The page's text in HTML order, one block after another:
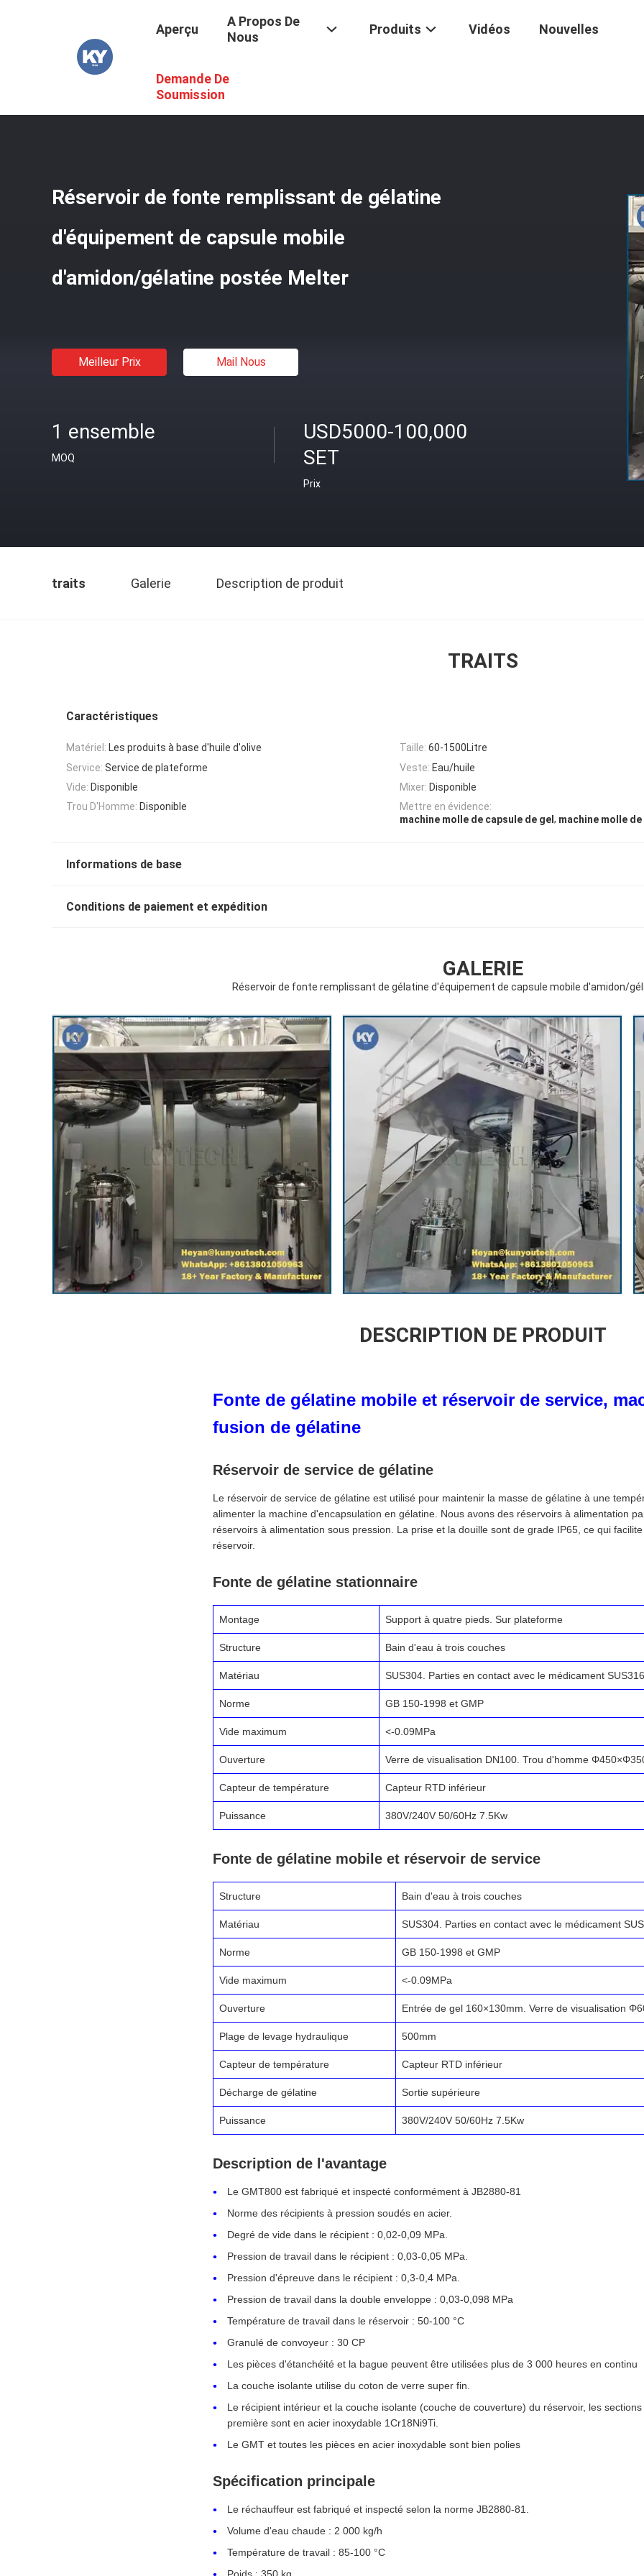
Aperçu
A Propos De
Nous
Produits Vidéos Nouvelles
Demande De
Soumission
/ Produits Machine Automatique D'encapsulation De Vgel
Réservoir de fonte remplissant de gélatine
d'équipement de capsule mobile
d'amidon/gélatine postée Melter
Meilleur Prix Mail Nous
1 ensemble
MOQ
USD5000-100,000
SET
Prix
traits Galerie Description de produit
TRAITS
Caractéristiques
Matériel: Les produits à base d'huile d'olive Taille: 60-1500Litre
Service: Service de plateforme Veste: Eau/huile
Vide: Disponible Mixer: Disponible
Trou D'Homme: Disponible
Mettre en évidence:
machine molle de capsule de gel , machine molle
Informations de base
Conditions de paiement et expédition
GALERIE
Réservoir de fonte remplissant de gélatine d'équipement de capsule mobile d'amidon/
DESCRIPTION DE PRODUIT
Fonte de gélatine mobile et réservoir de service,
fusion de gélatine
Réservoir de service de gélatine
Le réservoir de service de gélatine est utilisé pour maintenir la masse de gélatine à une
alimenter la machine d'encapsulation en gélatine. Nous avons des réservoirs à alimentation
réservoirs à alimentation sous pression. La prise et la douille sont de grade IP65, ce qui
réservoir.
Fonte de gélatine stationnaire
Montage Support à quatre pieds. Sur plateforme
Structure Bain d'eau à trois couches
Matériau SUS304. Parties en contact avec le médicament SUS316
Norme GB 150-1998 et GMP
Vide maximum <-0.09MPa
Ouverture Verre de visualisation DN100. Trou d'homme
Capteur de température Capteur RTD inférieur
Puissance 380V/240V 50/60Hz 7.5Kw
Fonte de gélatine mobile et réservoir de service
Structure Bain d'eau à trois couches
Matériau SUS304. Parties en contact avec le médicament
Norme GB 150-1998 et GMP
Vide maximum <-0.09MPa
Ouverture Entrée de gel 160×130mm. Verre de visualisation
Plage de levage hydraulique 500mm
Capteur de température Capteur RTD inférieur
Décharge de gélatine Sortie supérieure
Puissance 380V/240V 50/60Hz 7.5Kw
Description de l'avantage
Le GMT800 est fabriqué et inspecté conformément à JB2880-81
Norme des récipients à pression soudés en acier.
Degré de vide dans le récipient : 0,02-0,09 MPa.
Pression de travail dans le récipient : 0,03-0,05 MPa.
Pression d'épreuve dans le récipient : 0,3-0,4 MPa.
Pression de travail dans la double enveloppe : 0,03-0,098 MPa
Température de travail dans le réservoir : 50-100 °C
Granulé de convoyeur : 30 CP
Les pièces d'étanchéité et la bague peuvent être utilisées plus de 3 000 heures en continu
La couche isolante utilise du coton de verre super fin.
Le récipient intérieur et la couche isolante (couche de couverture) du réservoir, les
première sont en acier inoxydable 1Cr18Ni9Ti.
Le GMT et toutes les pièces en acier inoxydable sont bien polies
Spécification principale
Le réchauffeur est fabriqué et inspecté selon la norme JB2880-81.
Volume d'eau chaude : 2 000 kg/h
Température de travail : 85-100 °C